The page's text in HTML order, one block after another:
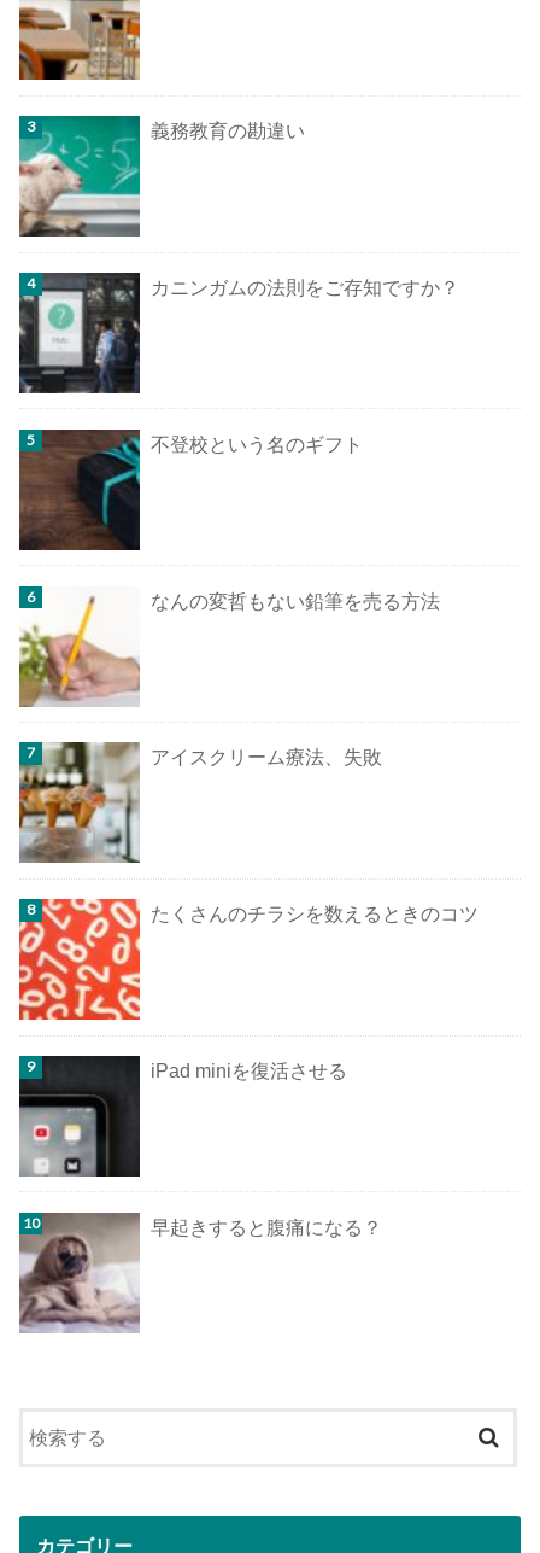
義務教育の勘違い
カニンガムの法則をご存知ですか？
不登校という名のギフト
なんの変哲もない鉛筆を売る方法
アイスクリーム療法、失敗
たくさんのチラシを数えるときのコツ
iPad miniを復活させる
早起きすると腹痛になる？
カテゴリー